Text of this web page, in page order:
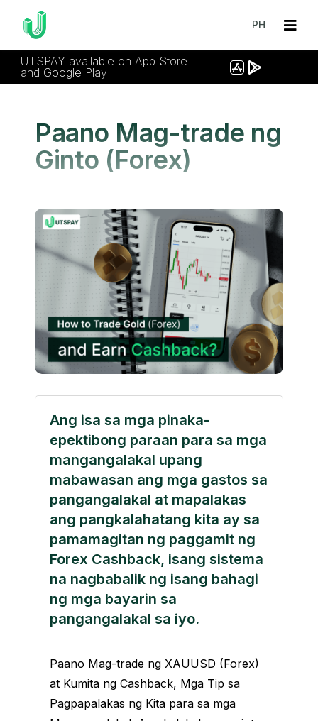
PH
UTSPAY available on App Store
and Google Play
Paano Mag-trade ng
Ginto (Forex)
Ang isa sa mga pinaka-
epektibong paraan para sa mga
mangangalakal upang
mabawasan ang mga gastos sa
pangangalakal at mapalakas
ang pangkalahatang kita ay sa
pamamagitan ng paggamit ng
Forex Cashback, isang sistema
na nagbabalik ng isang bahagi
ng mga bayarin sa
pangangalakal sa iyo.
Paano Mag-trade ng XAUUSD (Forex)
at Kumita ng Cashback, Mga Tip sa
Pagpapalakas ng Kita para sa mga